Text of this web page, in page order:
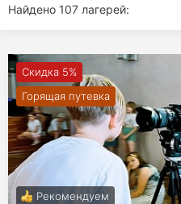
Найдено 107 лагерей:
Скидка 5%
Горящая путевка
Рекомендуем